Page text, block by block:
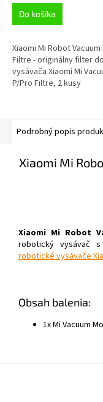
Do košíka
Xiaomi Mi Robot Vacuum
Filtre - originálny filter do
vysávača Xiaomi Mi
P/Pro Filtre, 2 kusy
Podrobný popis
Xiaomi Mi
Xiaomi Mi Robot
robotický vysávač
robotické vysávače
Obsah balenia:
1x Mi Vacuum